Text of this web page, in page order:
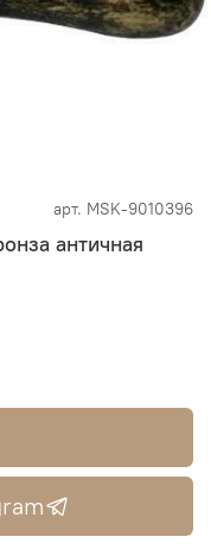
арт. MSK-9010396
античная